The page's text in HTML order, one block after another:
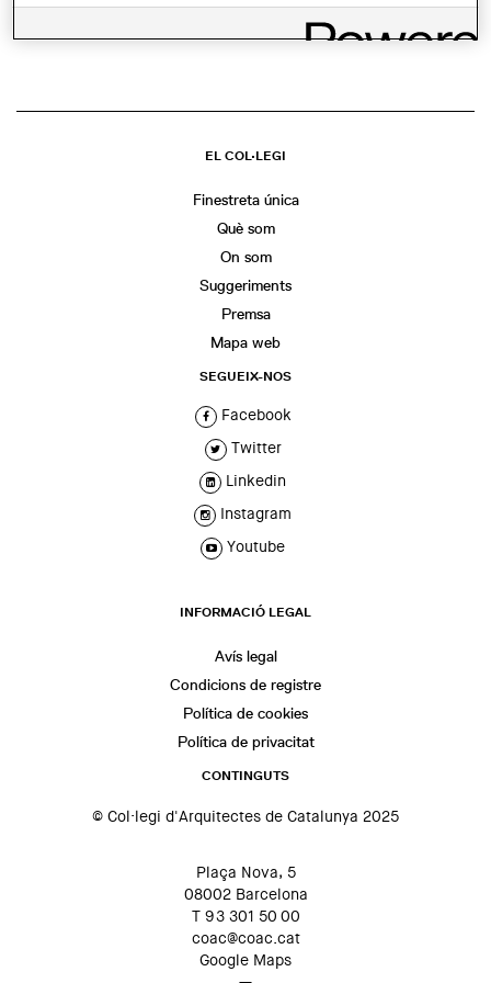
EL COL·LEGI
Finestreta única
Què som
On som
Suggeriments
Premsa
Mapa web
SEGUEIX-NOS
Facebook
Twitter
Linkedin
Instagram
Youtube
INFORMACIÓ LEGAL
Avís legal
Condicions de registre
Política de cookies
Política de privacitat
CONTINGUTS
© Col·legi d'Arquitectes de Catalunya 2025
Plaça Nova, 5
08002 Barcelona
T 93 301 50 00
coac@coac.cat
Google Maps